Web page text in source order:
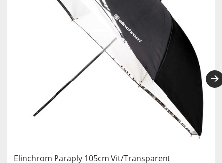
Elinchrom Paraply 105cm Vit/Transparent